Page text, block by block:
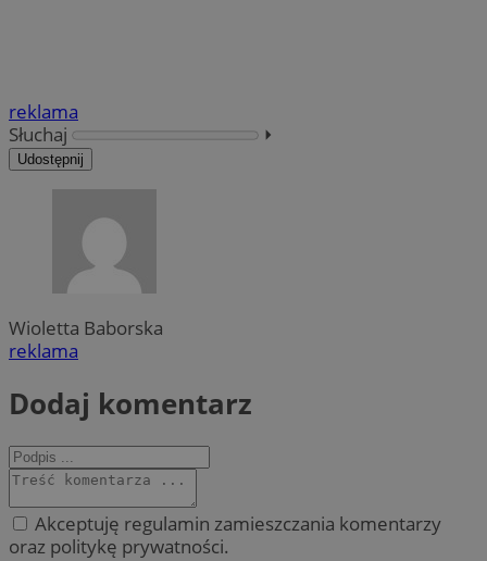
reklama
Słuchaj
⏵︎
Udostępnij
Wioletta Baborska
reklama
Dodaj komentarz
Akceptuję regulamin zamieszczania komentarzy
oraz politykę prywatności.